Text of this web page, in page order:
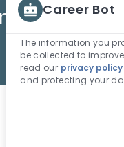
Career Bot
The information you
be collected to
read our privacy policy
and protecting your